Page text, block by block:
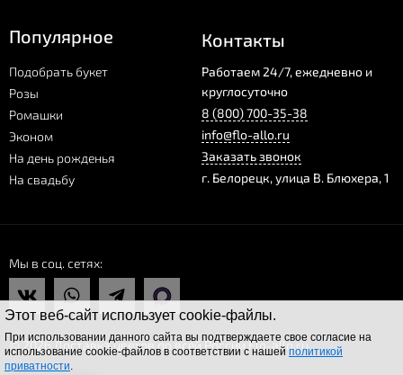
Этот веб-сайт использует cookie-файлы.
При использовании данного сайта вы подтверждаете свое согласие на
использование cookie-файлов в соответствии с нашей политикой
приватности.
Популярное
Подобрать букет
Розы
Ромашки
Эконом
На день рожденья
На свадьбу
Контакты
Работаем 24/7, ежедневно и
круглосуточно
8 (800) 700-35-38
info@flo-allo.ru
Заказать звонок
г. Белорецк,улица В. Блюхера, 1
Мы в соц. сетях
© 2026 Доставка цветов по всей России Flo-allo.ru